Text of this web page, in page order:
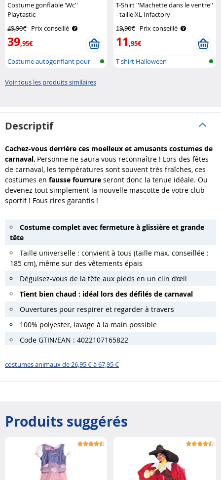
Costume gonflable 'Wc''
Playtastic
49,90€ Prix conseillé
39,95€
Costume autogonflant pour
T-Shirt ''Machette dans le ventre''
- taille XL Infactory
19,90€ Prix conseillé
11,95€
T-shirt Halloween
Voir tous les produits similaires
Descriptif
Cachez-vous derrière ces moelleux et amusants costumes de
carnaval. Personne ne saura vous reconnaître ! Lors des fêtes
de carnaval, les températures sont souvent très fraîches, ces
costumes en fausse fourrure seront donc la tenue idéale. Ou
devenez tout simplement la nouvelle mascotte de votre club
sportif ! Fous rires garantis !
Costume complet avec fermeture à glissière et grande
tête
Taille universelle : convient à tous (taille max. conseillée :
185 cm), même sur des vêtements épais
Déguisez-vous de la tête aux pieds en un clin d‘œil
Tient bien chaud : idéal lors des défilés de carnaval
Ouvertures pour respirer et regarder à travers
100% polyester, lavage à la main possible
Code GTIN/EAN : 4022107165822
costumes animaux de 26,95 € à 67,95 €
Produits suggérés